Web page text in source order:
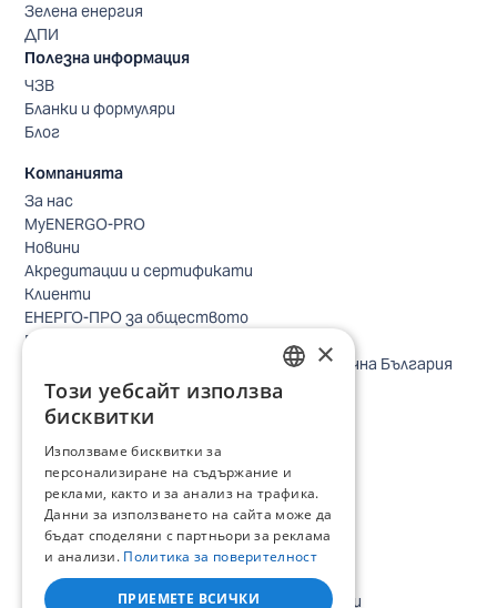
Зелена енергия
ДПИ
Полезна информация
ЧЗВ
Бланки и формуляри
Блог
Компанията
За нас
MyENERGO-PRO
Новини
Акредитации и сертификати
Клиенти
ЕНЕРГО-ПРО за обществото
Реализирани проекти
Безопасно небе за птиците в Североизточна България
Безопасност
Контакти бизнес клиенти
Локации
Кариери
Процес по подбор
IT и дигитална трансформация
Търговия
Административна позиция
Електроинженери, електротехници и други
BULGARIAN
×
Този уебсайт използва
бисквитки
Използваме бисквитки за
персонализиране на съдържание и
реклами, както и за анализ на трафика.
Данни за използването на сайта може да
бъдат споделяни с партньори за реклама
и анализи. Политика за поверителност
ПРИЕМЕТЕ ВСИЧКИ